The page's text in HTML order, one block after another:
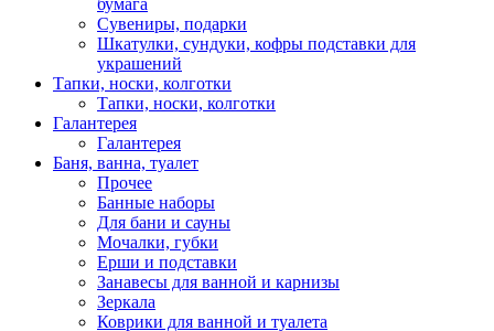
Сувениры, подарки
Шкатулки, сундуки, кофры подставки для
украшений
Тапки, носки, колготки
Тапки, носки, колготки
Галантерея
Галантерея
Баня, ванна, туалет
Прочее
Банные наборы
Для бани и сауны
Мочалки, губки
Ерши и подставки
Занавесы для ванной и карнизы
Зеркала
Коврики для ванной и туалета